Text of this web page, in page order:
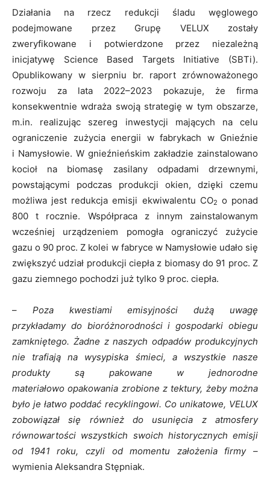
Działania na rzecz redukcji śladu węglowego
podejmowane przez Grupę VELUX zostały
zweryfikowane i potwierdzone przez niezależną
inicjatywę Science Based Targets Initiative (SBTi).
Opublikowany w sierpniu br. raport zrównoważonego
rozwoju za lata 2022–2023 pokazuje, że firma
konsekwentnie wdraża swoją strategię w tym obszarze,
m.in. realizując szereg inwestycji mających na celu
ograniczenie zużycia energii w fabrykach w Gnieźnie
i Namysłowie. W gnieźnieńskim zakładzie zainstalowano
kocioł na biomasę zasilany odpadami drzewnymi,
powstającymi podczas produkcji okien, dzięki czemu
możliwa jest redukcja emisji ekwiwalentu CO2 o ponad
800 t rocznie. Współpraca z innym zainstalowanym
wcześniej urządzeniem pomogła ograniczyć zużycie
gazu o 90 proc. Z kolei w fabryce w Namysłowie udało się
zwiększyć udział produkcji ciepła z biomasy do 91 proc. Z
gazu ziemnego pochodzi już tylko 9 proc. ciepła.
– Poza kwestiami emisyjności dużą uwagę
przykładamy do bioróżnorodności i gospodarki obiegu
zamkniętego. Żadne z naszych odpadów produkcyjnych
nie trafiają na wysypiska śmieci, a wszystkie nasze
produkty są pakowane w jednorodne
materiałowo opakowania zrobione z tektury, żeby można
było je łatwo poddać recyklingowi. Co unikatowe, VELUX
zobowiązał się również do usunięcia z atmosfery
równowartości wszystkich swoich historycznych emisji
od 1941 roku, czyli od momentu założenia firmy –
wymienia Aleksandra Stępniak.